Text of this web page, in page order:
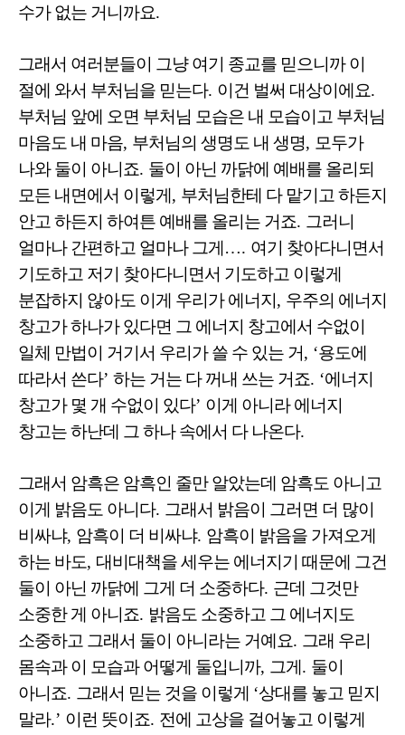
수가 없는 거니까요.
그래서 여러분들이 그냥 여기 종교를 믿으니까 이
절에 와서 부처님을 믿는다. 이건 벌써 대상이에요.
부처님 앞에 오면 부처님 모습은 내 모습이고 부처님
마음도 내 마음, 부처님의 생명도 내 생명, 모두가
나와 둘이 아니죠. 둘이 아닌 까닭에 예배를 올리되
모든 내면에서 이렇게 , 부처님한테 다 맡기고 하든지
안고 하든지 하여튼 예배를 올리는 거죠. 그러니
얼마나 간편하고 얼마나 그게 …. 여기 찾아다니면서
기도하고 저기 찾아다니면서 기도하고 이렇게
분잡하지 않아도 이게 우리가 에너지 , 우주의 에너지
창고가 하나가 있다면 그 에너지 창고에서 수없이
일체 만법이 거기서 우리가 쓸 수 있는 거, ‘용도에
따라서 쓴다’ 하는 거는 다 꺼내 쓰는 거죠. ‘에너지
창고가 몇 개 수없이 있다’ 이게 아니라 에너지
창고는 하난데 그 하나 속에서 다 나온다.
그래서 암흑은 암흑인 줄만 알았는데 암흑도 아니고
이게 밝음도 아니다. 그래서 밝음이 그러면 더 많이
비싸냐, 암흑이 더 비싸냐. 암흑이 밝음을 가져오게
하는 바도, 대비대책을 세우는 에너지기 때문에 그건
둘이 아닌 까닭에 그게 더 소중하다. 근데 그것만
소중한 게 아니죠. 밝음도 소중하고 그 에너지도
소중하고 그래서 둘이 아니라는 거예요. 그래 우리
몸속과 이 모습과 어떻게 둘입니까, 그게 . 둘이
아니죠. 그래서 믿는 것을 이렇게 ‘상대를 놓고 믿지
말라.’ 이런 뜻이죠. 전에 고상을 걸어놓고 이렇게